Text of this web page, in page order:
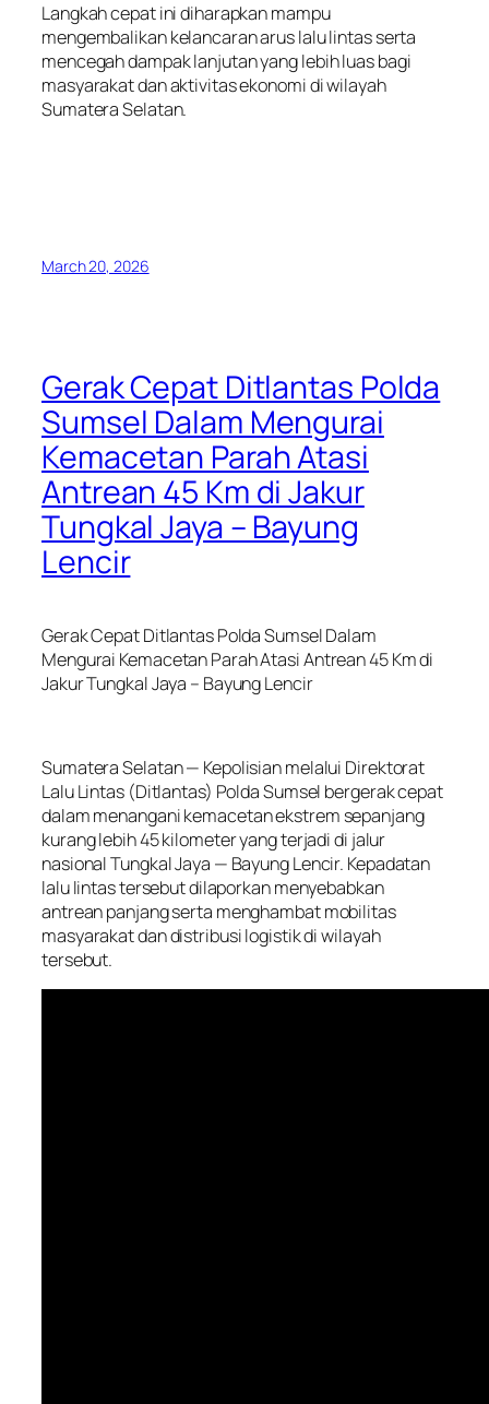
Langkah cepat ini diharapkan mampu
mengembalikan kelancaran arus lalu lintas serta
mencegah dampak lanjutan yang lebih luas bagi
masyarakat dan aktivitas ekonomi di wilayah
Sumatera Selatan.
March 20, 2026
Gerak Cepat Ditlantas Polda
Sumsel Dalam Mengurai
Kemacetan Parah Atasi
Antrean 45 Km di Jakur
Tungkal Jaya – Bayung
Lencir
Gerak Cepat Ditlantas Polda Sumsel Dalam
Mengurai Kemacetan Parah Atasi Antrean 45 Km di
Jakur Tungkal Jaya – Bayung Lencir
Sumatera Selatan — Kepolisian melalui Direktorat
Lalu Lintas (Ditlantas) Polda Sumsel bergerak cepat
dalam menangani kemacetan ekstrem sepanjang
kurang lebih 45 kilometer yang terjadi di jalur
nasional Tungkal Jaya — Bayung Lencir. Kepadatan
lalu lintas tersebut dilaporkan menyebabkan
antrean panjang serta menghambat mobilitas
masyarakat dan distribusi logistik di wilayah
tersebut.